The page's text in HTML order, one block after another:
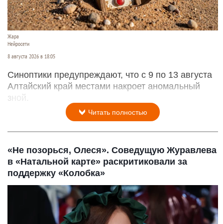
Жара
Нейросети
8 августа 2026 в 18:05
Синоптики предупреждают, что с 9 по 13 августа
Алтайский край местами накроет аномальный
зной.
Читать полностью
«Не позорься, Олеся». Соведущую Журавлева
в «Натальной карте» раскритиковали за
поддержку «Колобка»